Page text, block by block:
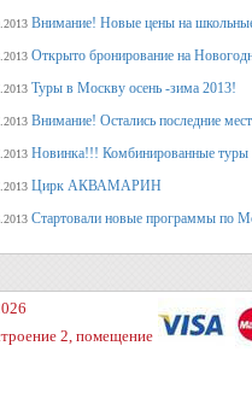
Внимание! Новые цены на
Открыто бронирование на
Туры в Москву осень -зима 2013!
Внимание! Остались последние
Новинка!!! Комбинированные туры
Цирк АКВАМАРИН
Стартовали новые программы по
2, помещение